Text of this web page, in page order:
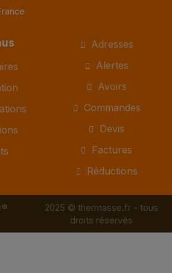
Adresses
Alertes
Avoirs
Commandes
Devis
Factures
Réductions
2025 © thermasse.fr - tous
droits réservés